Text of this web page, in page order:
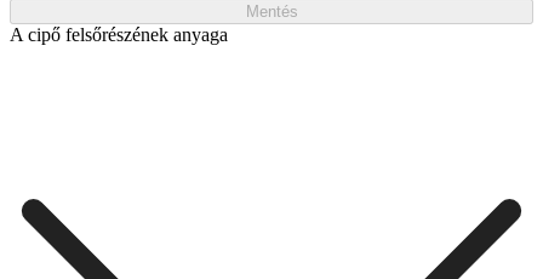
Mentés
A cipő felsőrészének anyaga